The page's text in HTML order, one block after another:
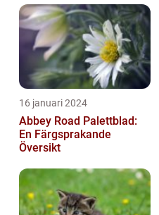
16 januari 2024
Abbey Road Palettblad:
En Färgsprakande
Översikt